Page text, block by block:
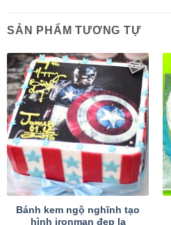
SẢN PHẨM TƯƠNG TỰ
Bánh kem ngộ nghĩnh tạo
hình ironman đẹp lạ